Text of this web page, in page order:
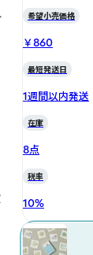
希望小売価格
￥860
最短発送日
1週間以内発送
在庫
8点
税率
10%